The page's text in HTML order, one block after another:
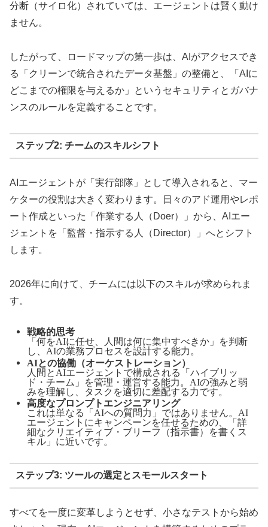
分断（サイロ化）されていては、エージェントは賢く動け
ません。
したがって、ロードマップの第一歩は、AIがアクセスでき
る「クリーンで統合されたデータ基盤」の整備と、「AIに
どこまでの権限を与えるか」というセキュリティとガバナ
ンスのルールを定義することです。
ステップ2: チームのスキルシフト
AIエージェントが「実行部隊」として導入されると、マー
ケターの役割は大きく変わります。日々のアド運用やレポ
ート作成といった「作業する人（Doer）」から、AIエー
ジェントを「監督・指示する人（Director）」へとシフト
します。
2026年に向けて、チームには以下のスキルが求められま
す。
戦略的思考
「何をAIに任せ、人間は何に集中すべきか」を判断
し、AIの業務プロセスを設計する能力。
AIとの協働（オーケストレーション）
人間とAIエージェントで構成される「ハイブリッ
ド・チーム」を管理・運営する能力。AIの強みと弱
みを理解し、タスクを適切に差配する力です。
高度なプロンプトエンジニアリング
これは単なる「AIへの質問力」ではありません。AI
エージェントにキャンペーンを任せるための、「詳
細なクリエイティブ・ブリーフ（指示書）を書くス
キル」に近いです。
ステップ3: ツールの選定とスモールスタート
すべてを一度に変革しようとせず、小さなテストから始め